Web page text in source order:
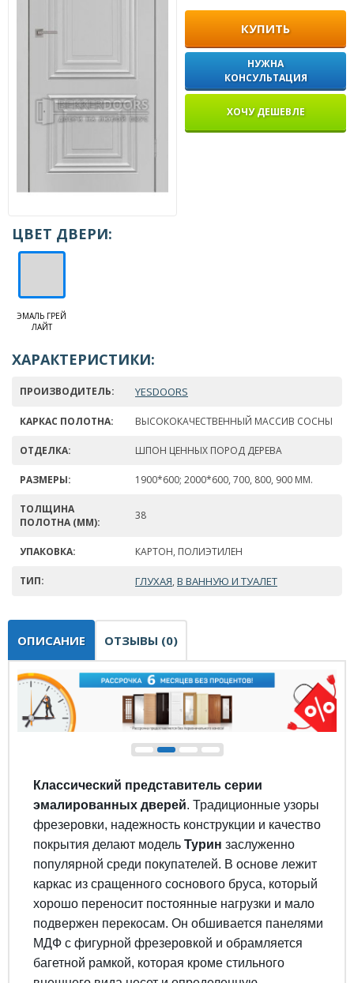
КУПИТЬ
НУЖНА
КОНСУЛЬТАЦИЯ
ХОЧУ ДЕШЕВЛЕ
ЦВЕТ ДВЕРИ:
ЭМАЛЬ ГРЕЙ
ЛАЙТ
ХАРАКТЕРИСТИКИ:
ПРОИЗВОДИТЕЛЬ: YESDOORS
КАРКАС ПОЛОТНА: ВЫСОКОКАЧЕСТВЕННЫЙ МАССИВ СОСНЫ
ОТДЕЛКА: ШПОН ЦЕННЫХ ПОРОД ДЕРЕВА
РАЗМЕРЫ: 1900*600; 2000*600, 700, 800, 900 ММ.
ТОЛЩИНА
ПОЛОТНА (ММ):
38
УПАКОВКА: КАРТОН, ПОЛИЭТИЛЕН
ТИП: ГЛУХАЯ, В ВАННУЮ И ТУАЛЕТ
ОПИСАНИЕ ОТЗЫВЫ (0)
Классический представитель серии
эмалированных дверей. Традиционные узоры
фрезеровки, надежность конструкции и качество
покрытия делают модель Турин заслуженно
популярной среди покупателей. В основе лежит
каркас из сращенного соснового бруса, который
хорошо переносит постоянные нагрузки и мало
подвержен перекосам. Он обшивается панелями
МДФ с фигурной фрезеровкой и обрамляется
багетной рамкой, которая кроме стильного